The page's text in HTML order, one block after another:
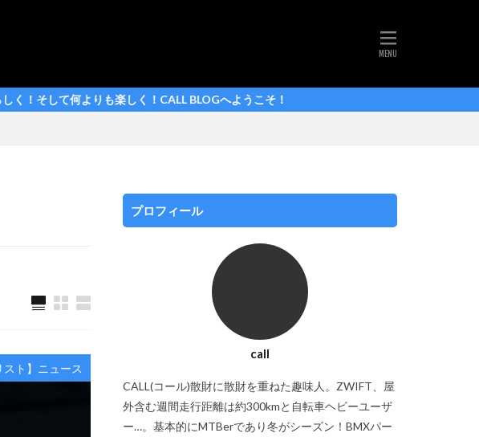
楽しく！CALL BLOGへようこそ！
スト】ニュース
プロフィール
call
CALL(コール)散財に散財を重ねた趣味人。ZWIFT、屋
外含む週間走行距離は約300kmと自転車ヘビーユーザ
ー…。基本的にMTBerであり冬がシーズン！BMXパー
コルナゴ colnago
シマノ
タディ・ポガチャル tadej pogačar